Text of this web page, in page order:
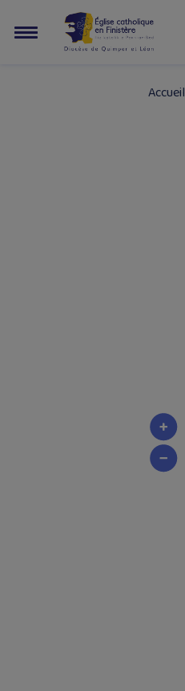
Accueil